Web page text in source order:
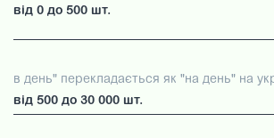
від 0 до 500 шт.
в день" перекладається як "на день" на
від 500 до 30 000 шт.